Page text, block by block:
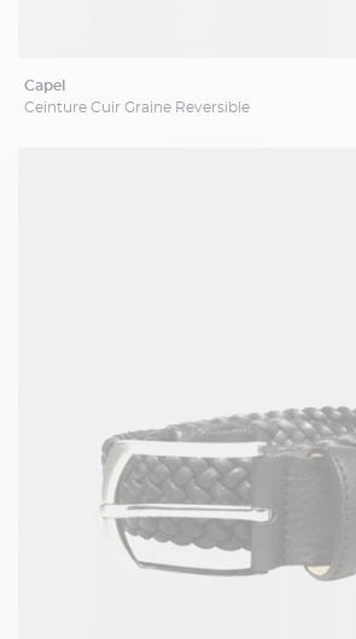
capel
Ceinture Cuir Graine Reversible